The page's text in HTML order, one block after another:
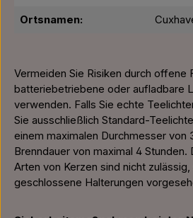
Ortsnamen:
Vermeiden Sie Risiken durch offene
batteriebetriebene oder aufladbare
verwenden. Falls Sie echte
Sie ausschließlich Standard-
einem maximalen Durchmesser von
Brenndauer von maximal 4
Arten von Kerzen sind nicht
geschlossene Halterungen